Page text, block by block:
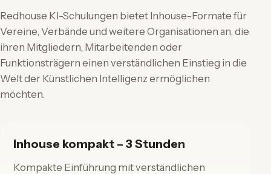
Redhouse KI-Schulungen bietet Inhouse-Formate für
Vereine, Verbände und weitere Organisationen an, die
ihren Mitgliedern, Mitarbeitenden oder
Funktionsträgern einen verständlichen Einstieg in die
Welt der Künstlichen Intelligenz ermöglichen
möchten.
Inhouse kompakt – 3 Stunden
Kompakte Einführung mit verständlichen